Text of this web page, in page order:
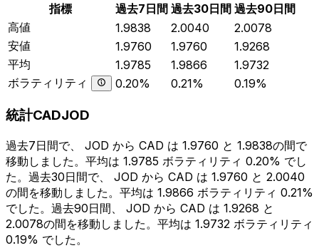
指標 過去7日間 過去30日間 過去90日間
高値
1.9838 2.0040
2.0078
安値
1.9760 1.9760
1.9268
平均
1.9785 1.9866
1.9732
ボラティリティ
0.20% 0.21% 0.19%
統計CADJOD
過去7日間で、 JOD から CAD は 1.9760 と 1.9838の間で
移動しました。平均は 1.9785 ボラティリティ 0.20% でし
た。過去30日間で、 JOD から CAD は 1.9760 と 2.0040
の間を移動しました。平均は 1.9866 ボラティリティ 0.21%
でした。過去90日間、 JOD から CAD は 1.9268 と
2.0078の間を移動しました。平均は 1.9732 ボラティリティ
0.19% でした。